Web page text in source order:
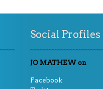
Social Profiles
JO MATHEW on
Facebook